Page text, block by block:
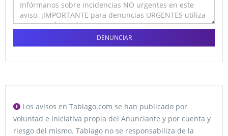
DENUNCIAR
Los avisos en Tablago.com se han publicado por
voluntad e iniciativa propia del Anunciante y por cuenta y
riesgo del mismo. Tablago no se responsabiliza de la